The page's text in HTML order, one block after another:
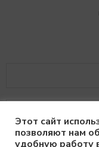
Этот сайт
позволяют нам
удобную работу